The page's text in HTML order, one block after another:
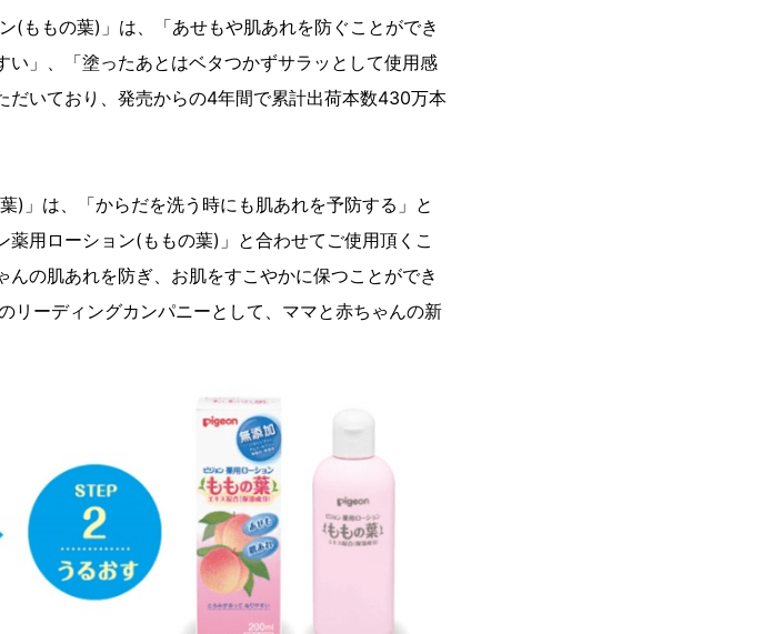
(ももの葉)」は、「あせもや肌あれを防ぐことができ
」、「塗ったあとはベタつかずサラッとして使用感
だいており、発売からの4年間で累計出荷本数430万本
)」は、「からだを洗う時にも肌あれを予防する」と
用ローション(ももの葉)」と合わせてご使用頂くこ
の肌あれを防ぎ、お肌をすこやかに保つことができ
リーディングカンパニーとして、ママと赤ちゃんの新